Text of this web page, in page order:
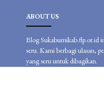
ABOUT US
Blog Sukabumikab.flp.or.id
seru. Kami berbagi ulasan,
yang seru untuk dibagikan.